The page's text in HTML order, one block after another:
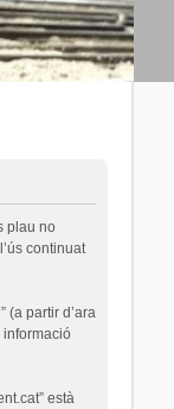
plau no
continuat
” (a partir d’ara
informació
està